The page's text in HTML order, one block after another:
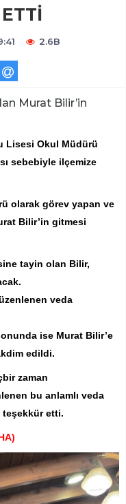
2.6B
Murat Bilir’in
Lisesi Okul Müdürü
sebebiyle ilçemize
olarak görev yapan ve
Bilir’in gitmesi
tayin olan Bilir,
veda
ise Murat Bilir’e
edildi.
zaman
bu anlamlı veda
teşekkür etti.